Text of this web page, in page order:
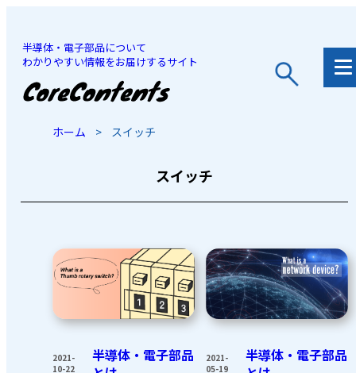
半導体・電子部品について
わかりやすい情報をお届けするサイト
JP
ホーム > スイッチ
スイッチ
2021-
10-22
半導体・電子部品
2021-
05-19
半導体・電子部品